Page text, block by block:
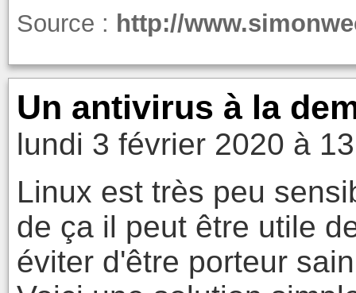
Source : http://
Un antivirus à la
lundi 3 février 2020 à
Linux est très peu
de ça il peut être utile
éviter d'être porteur